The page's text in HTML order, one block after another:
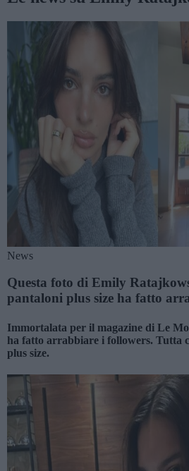
News
Questa foto di Emily
pantaloni plus size ha fatto
Immortalata per il magazine di Le
ha fatto arrabbiare i followers. Tutta
plus size.